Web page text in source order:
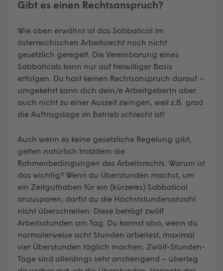
Gibt es einen Rechtsanspruch?
Wie oben erwähnt ist das Sabbatical im
österreichischen Arbeitsrecht noch nicht
gesetzlich geregelt. Die Vereinbarung eines
Sabbaticals kann nur auf freiwilliger Basis
erfolgen. Du hast keinen Rechtsanspruch darauf –
umgekehrt kann dich dein/e ArbeitgeberIn aber
auch nicht zu einer Auszeit zwingen, weil z.B. grad
die Auftragslage im Betrieb schlecht ist!
Auch wenn es keine gesetzliche Regelung gibt,
gelten natürlich trotzdem die
Rahmenbedingungen des Arbeitsrechts. Warum ist
das wichtig? Wenn du Überstunden machst, um
ein Zeitguthaben für ein (kürzeres) Sabbatical
anzusparen, darfst du die Höchststundenanzahl
nicht überschreiten: Diese beträgt zwölf
Arbeitsstunden am Tag. Du kannst also, wenn du
normalerweise acht Stunden arbeitest, maximal
vier Überstunden täglich machen. Zwölf-Stunden-
Tage sind allerdings sehr anstrengend – überleg